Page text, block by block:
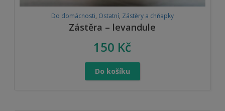
Do domácnosti, Ostatní, Zástěry a chňapky
Zástěra – levandule
150 Kč
Do košíku